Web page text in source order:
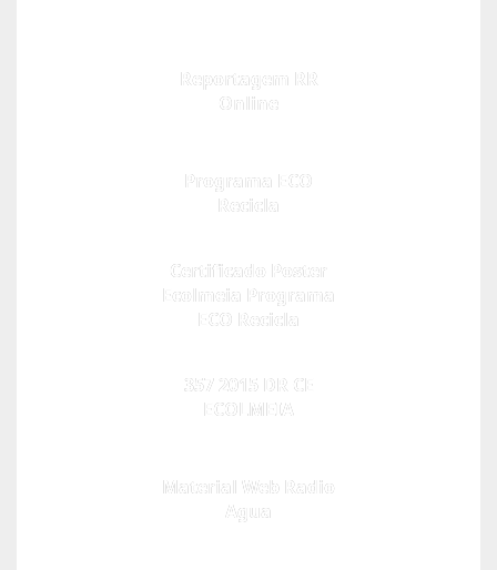
Reportagem RR
Online
Programa ECO
Recicla
Certificado Poster
Ecolmeia Programa
ECO Recicla
357 2015 DR CE
ECOLMEIA
Material Web Radio
Agua